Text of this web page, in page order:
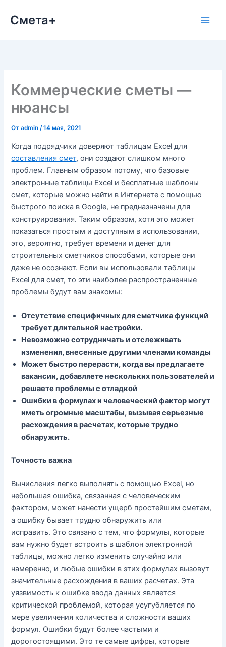
Смета+
Коммерческие сметы —
нюансы
Отadmin/14 мая, 2021
Когда подрядчики доверяют таблицам Excel для
составления смет, они создают слишком много
проблем. Главным образом потому, что базовые
электронные таблицы Excel и бесплатные шаблоны
смет, которые можно найти в Интернете с помощью
быстрого поиска в Google, не предназначены для
конструирования. Таким образом, хотя это может
показаться простым и доступным в использовании,
это, вероятно, требует времени и денег для
строительных сметчиков способами, которые они
даже не осознают. Если вы использовали таблицы
Excel для смет, то эти наиболее распространенные
проблемы будут вам знакомы:
Отсутствие специфичных для сметчика функций
требует длительной настройки.
Невозможно сотрудничать и отслеживать
изменения, внесенные другими членами команды
Может быстро перерасти, когда вы предлагаете
вакансии, добавляете нескольких пользователей и
решаете проблемы с отладкой
Ошибки в формулах и человеческий фактор могут
иметь огромные масштабы, вызывая серьезные
расхождения в расчетах, которые трудно
обнаружить.
Точность важна
Вычисления легко выполнять с помощью Excel, но
небольшая ошибка, связанная с человеческим
фактором, может нанести ущерб простейшим сметам,
а ошибку бывает трудно обнаружить или
исправить. Это связано с тем, что формулы, которые
вам нужно будет встроить в шаблон электронной
таблицы, можно легко изменить случайно или
намеренно, и любые ошибки в этих формулах вызовут
значительные расхождения в ваших расчетах. Эта
уязвимость к ошибке ввода данных является
критической проблемой, которая усугубляется по
мере увеличения количества и сложности ваших
формул. Ошибки будут более частыми и
дорогостоящими. Это те самые цифры, которые